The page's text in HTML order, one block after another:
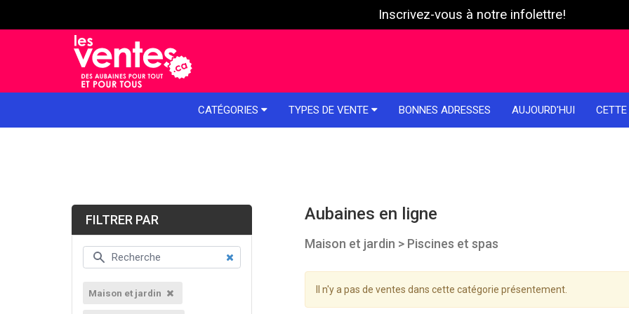
Inscrivez-vous à notre infolettre!
CATÉGORIES TYPES DE VENTE BONNES ADRESSES AUJOURD'HUI
FILTRER PAR
Maison et jardin
Aubaines en ligne
Maison et jardin > Piscines et spas
Il n'y a pas de ventes dans cette catégorie présentement.